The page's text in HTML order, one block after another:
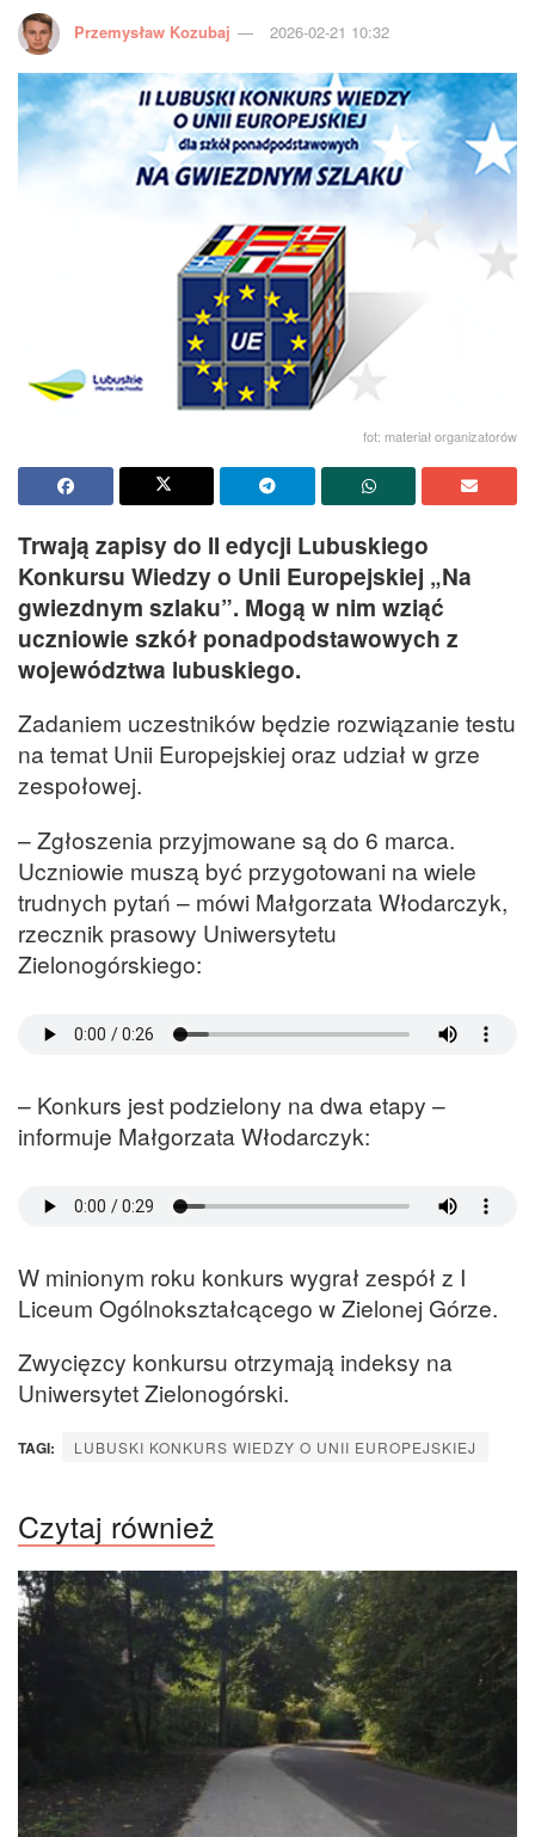
Przemysław Kozubaj 2026-02-21 10:32
fot: materiał organizatorów
Trwają zapisy do II edycji Lubuskiego
Konkursu Wiedzy o Unii Europejskiej „Na
gwiezdnym szlaku”. Mogą w nim wziąć
uczniowie szkół ponadpodstawowych z
województwa lubuskiego.
Zadaniem uczestników będzie rozwiązanie testu
na temat Unii Europejskiej oraz udział w grze
zespołowej.
– Zgłoszenia przyjmowane są do 6 marca.
Uczniowie muszą być przygotowani na wiele
trudnych pytań – mówi Małgorzata Włodarczyk,
rzecznik prasowy Uniwersytetu
Zielonogórskiego:
– Konkurs jest podzielony na dwa etapy –
informuje Małgorzata Włodarczyk:
W minionym roku konkurs wygrał zespół z I
Liceum Ogólnokształcącego w Zielonej Górze.
Zwycięzcy konkursu otrzymają indeksy na
Uniwersytet Zielonogórski.
TAGI: LUBUSKI KONKURS WIEDZY O UNII EUROPEJSKIEJ
Czytaj również